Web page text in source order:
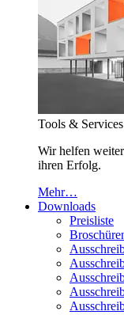
Tools & Services
Wir helfen
ihren Erfolg.
Mehr…
Downloads
Preisliste